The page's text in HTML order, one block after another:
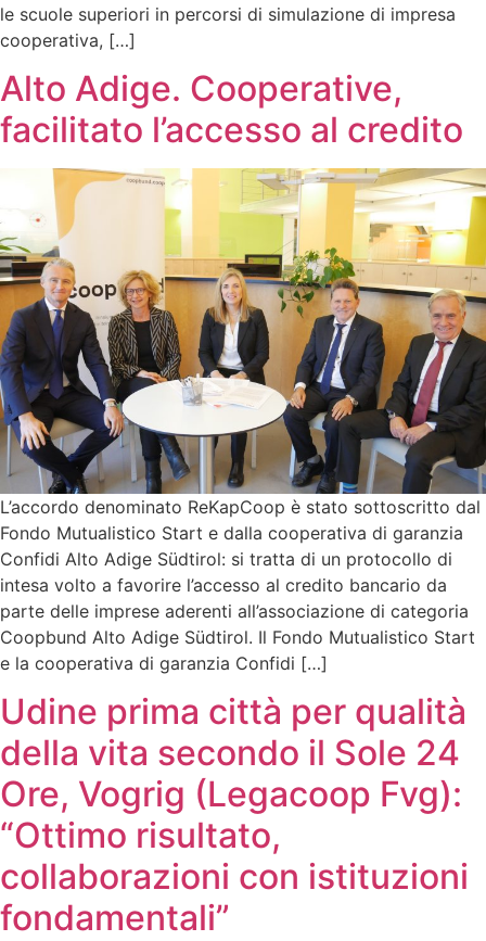
le scuole superiori in percorsi di simulazione di impresa
cooperativa, […]
Alto Adige. Cooperative,
facilitato l’accesso al credito
L’accordo denominato ReKapCoop è stato sottoscritto dal
Fondo Mutualistico Start e dalla cooperativa di garanzia
Confidi Alto Adige Südtirol: si tratta di un protocollo di
intesa volto a favorire l’accesso al credito bancario da
parte delle imprese aderenti all’associazione di categoria
Coopbund Alto Adige Südtirol. Il Fondo Mutualistico Start
e la cooperativa di garanzia Confidi […]
Udine prima città per qualità
della vita secondo il Sole 24
Ore, Vogrig (Legacoop Fvg):
“Ottimo risultato,
collaborazioni con istituzioni
fondamentali”